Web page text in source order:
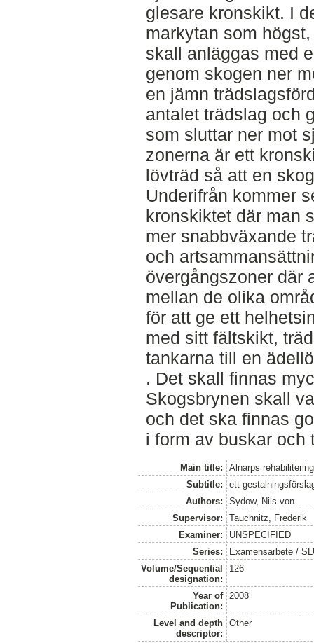
glesare kronskikt. I
markytan som
skall anläggas med
genom skogen ner
en jämn
antalet trädslag och
som sluttar ner mot
zonerna är ett
lövträd så att en
Underifrån kommer
kronskiktet där man
mer snabbväxande
och
övergångszoner där
mellan de olika
för att ge ett
med sitt fältskikt,
tankarna till en
. Det skall finnas
Skogsbrynen skall
och det ska finnas
i form av buskar och
Main title:
Alnarps
Subtitle:
ett
Authors:
Sydow, Nils von
Supervisor:
Tauchnitz, Frederik
Examiner:
UNSPECIFIED
Series:
Examensarbete /
Volume/Sequential
designation:
126
Year of
Publication:
2008
Level and depth
descriptor:
Other